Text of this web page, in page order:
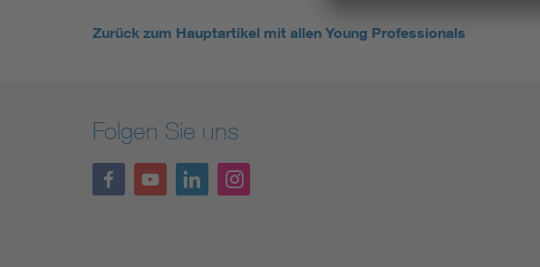
Zurück zum Hauptartikel mit allen Young Professionals
Folgen Sie uns